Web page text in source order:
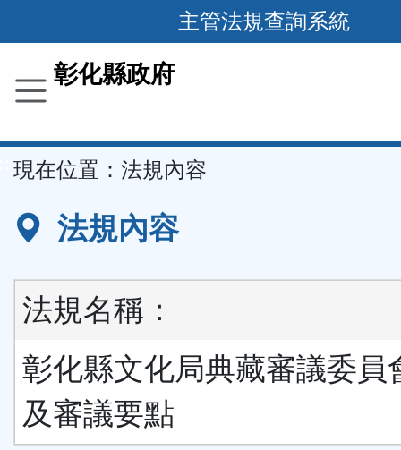
到
要
容
區
主管法規查詢系統
彰化縣政府
現在位置： 法規內容
法規內容
法規名稱：
彰化縣文化局典藏審議委員
及審議要點